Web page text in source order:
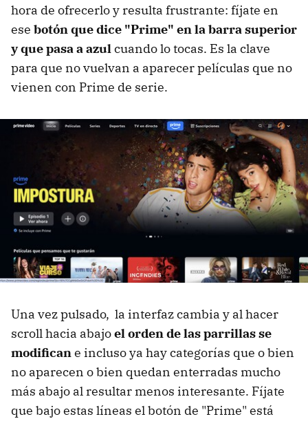
hora de ofrecerlo y resulta frustrante: fíjate en
ese botón que dice "Prime" en la barra superior
y que pasa a azulcuando lo tocas. Es la clave
para que no vuelvan a aparecer películas que no
vienen con Prime de serie.
Una vez pulsado, la interfaz cambia y al hacer
scroll hacia abajoel orden de las parrillas se
modificane incluso ya hay categorías que o bien
no aparecen o bien quedan enterradas mucho
más abajo al resultar menos interesante. Fíjate
que bajo estas líneas el botón de "Prime" está